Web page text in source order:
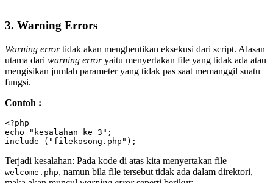
3. Warning Errors
Warning errortidak akan menghentikan eksekusi dari script. Alasan
utama dari warning erroryaitu menyertakan file yang tidak ada atau
mengisikan jumlah parameter yang tidak pas saat memanggil suatu
fungsi.
Contoh :
<?php
echo "kesalahan ke 3";
include ("filekosong.php");
Terjadi kesalahan: Pada kode di atas kita menyertakan file
welcome.php, namun bila file tersebut tidak ada dalam direktori,